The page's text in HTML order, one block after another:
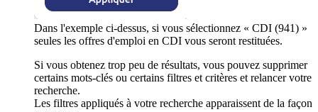
Dans l'exemple ci-dessus, si vous sélectionnez « CDI (941) »
seules les offres d'emploi en CDI vous seront restituées.
Si vous obtenez trop peu de résultats, vous pouvez supprimer
certains mots-clés ou certains filtres et critères et relancer votre
recherche.
Les filtres appliqués à votre recherche apparaissent de la façon